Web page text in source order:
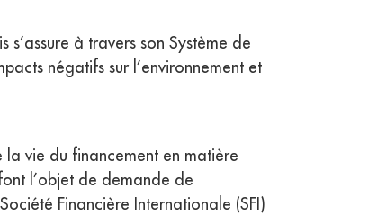
à travers son Système de
négatifs sur l’environnement et
la vie du financement en matière
l’objet de demande de
Financière Internationale (SFI)